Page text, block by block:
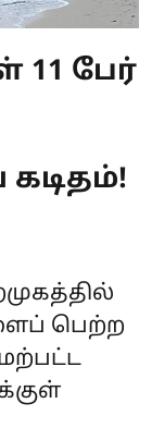
11 பேர்
பெற்ற